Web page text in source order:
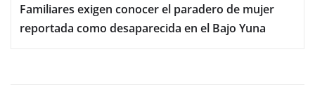
Familiares exigen conocer el paradero de mujer
reportada como desaparecida en el Bajo Yuna